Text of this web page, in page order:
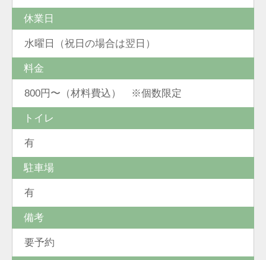
休業日
水曜日（祝日の場合は翌日）
料金
800円〜（材料費込） ※個数限定
トイレ
有
駐車場
有
備考
要予約